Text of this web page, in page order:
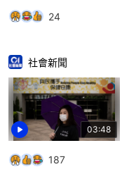
24
03:48
社會新聞
187